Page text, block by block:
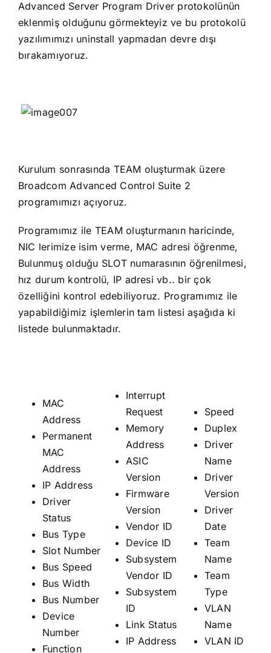
Advanced Server Program Driver protokolünün
eklenmiş olduğunu görmekteyiz ve bu protokolü
yazılımımızı uninstall yapmadan devre dışı
bırakamıyoruz.
Kurulum sonrasında TEAM oluşturmak üzere
Broadcom Advanced Control Suite 2
programımızı açıyoruz.
Programımız ile TEAM oluşturmanın haricinde,
NIC lerimize isim verme, MAC adresi öğrenme,
Bulunmuş olduğu SLOT numarasının öğrenilmesi,
hız durum kontrolü, IP adresi vb.. bir çok
özelliğini kontrol edebiliyoruz. Programımız ile
yapabildiğimiz işlemlerin tam listesi aşağıda ki
listede bulunmaktadır.
MAC
Address
Permanent
MAC
Address
IP Address
Driver
Status
Bus Type
Slot Number
Bus Speed
Bus Width
Bus Number
Device
Number
Function
Interrupt
Request
Memory
Address
ASIC
Version
Firmware
Version
Vendor ID
Device ID
Subsystem
Vendor ID
Subsystem
ID
Link Status
IP Address
Speed
Duplex
Driver
Name
Driver
Version
Driver
Date
Team
Name
Team
Type
VLAN
Name
VLAN ID